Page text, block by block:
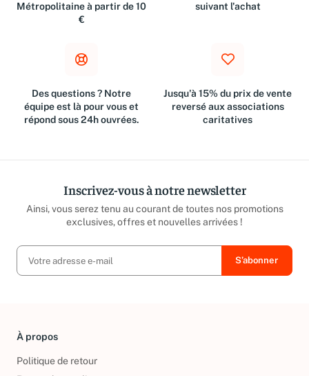
Métropolitaine à partir de 10
€
suivant l'achat
Des questions ? Notre
équipe est là pour vous et
répond sous 24h ouvrées.
Jusqu'à 15% du prix de vente
reversé aux associations
caritatives
Inscrivez-vous à notre newsletter
Ainsi, vous serez tenu au courant de toutes nos promotions
exclusives, offres et nouvelles arrivées !
À propos
Politique de retour